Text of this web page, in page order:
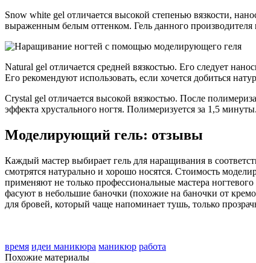
Snow white gel отличается высокой степенью вязкости,
выраженным белым оттенком. Гель данного
Natural gel отличается средней вязкостью. Его следует
Его рекомендуют использовать, если хочется добиться
Crystal gel отличается высокой вязкостью. После
эффекта хрустального ногтя. Полимеризуется за 1,5 минуты.
Моделирующий гель: отзывы
Каждый мастер выбирает гель для наращивания в
смотрятся натурально и хорошо носятся. Стоимость
применяют не только профессиональные мастера
фасуют в небольшие баночки (похожие на баночки от
для бровей, который чаще напоминает тушь, только
время идеи маникюра маникюр работа
Похожие материалы